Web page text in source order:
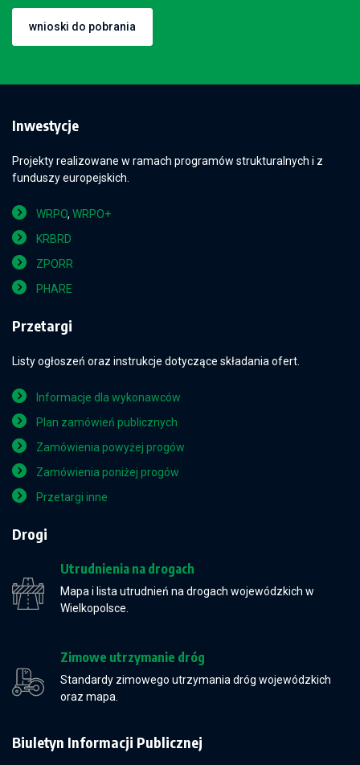
wnioski do pobrania
Inwestycje
Projekty realizowane w ramach programów strukturalnych i z
funduszy europejskich.
WRPO, WRPO+
KRBRD
ZPORR
PHARE
Przetargi
Listy ogłoszeń oraz instrukcje dotyczące składania ofert.
Informacje dla wykonawców
Plan zamówień publicznych
Zamówienia powyżej progów
Zamówienia poniżej progów
Przetargi inne
Drogi
Utrudnienia na drogach
Mapa i lista utrudnień na drogach wojewódzkich w
Wielkopolsce.
Zimowe utrzymanie dróg
Standardy zimowego utrzymania dróg wojewódzkich
oraz mapa.
Biuletyn Informacji Publicznej